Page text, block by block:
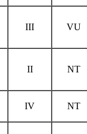
III VU
II NT
IV NT